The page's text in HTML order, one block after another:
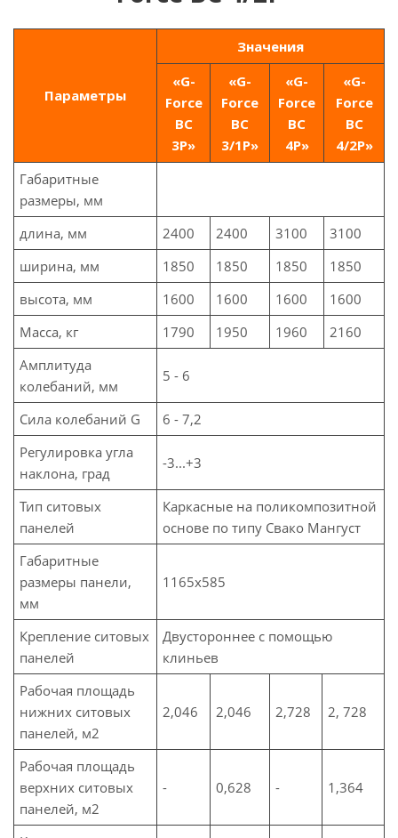
Параметры
Значения
«G-
Force
ВС
3P»
«G-
Force
ВС
3/1P»
«G-
Force
ВС
4P»
«G-
Force
ВС
4/2P»
Габаритные
размеры, мм
длина, мм
2400 2400 3100
3100
ширина, мм
1850 1850 1850
1850
высота, мм
1600 1600 1600
1600
Масса, кг
1790 1950 1960
2160
Амплитуда
колебаний, мм
5 - 6
Сила колебаний G
6 - 7,2
Регулировка угла
наклона, град
-3...+3
Тип ситовых
панелей
Каркасные на поликомпозитной
основе по типу Свако Мангуст
Габаритные
размеры панели,
мм
1165х585
Крепление ситовых
панелей
Двустороннее с помощью
клиньев
Рабочая площадь
нижних ситовых
панелей, м2
2,046 2,046 2,728 2, 728
Рабочая площадь
верхних ситовых
панелей, м2
- 0,628 - 1,364